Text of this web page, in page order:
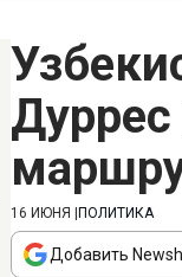
16 ИЮНЯ ПОЛИТИКА
Добавить